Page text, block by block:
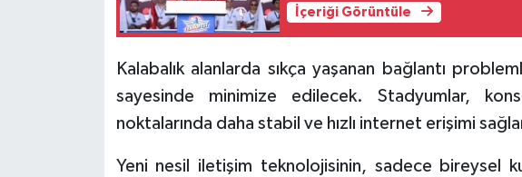
İçeriği Görüntüle
Kalabalık alanlarda sıkça yaşanan bağlantı
sayesinde minimize edilecek. Stadyumlar,
noktalarında daha stabil ve hızlı internet erişimi
Yeni nesil iletişim teknolojisinin, sadece bireysel